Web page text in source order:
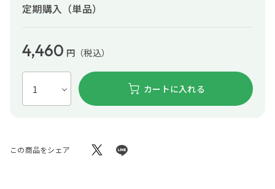
定期購入（単品）
4,460 円（税込）
カートに入れる
この商品をシェア